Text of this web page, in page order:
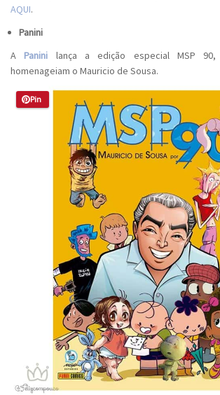
AQUI.
Panini
A Panini
lança a edição especial MSP
homenageiam o Mauricio de Sousa.
Pin